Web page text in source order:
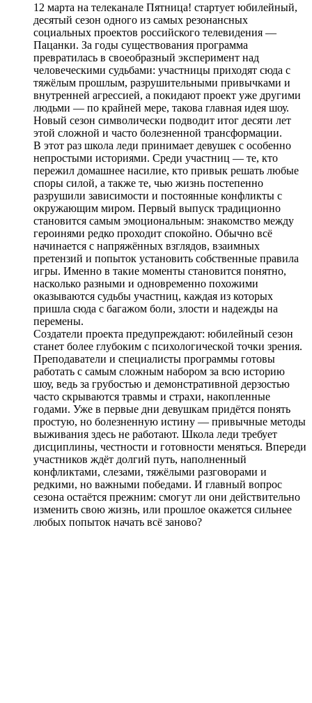
12 марта на телеканале Пятница! стартует юбилейный,
десятый сезон одного из самых резонансных
социальных проектов российского телевидения —
Пацанки. За годы существования программа
превратилась в своеобразный эксперимент над
человеческими судьбами: участницы приходят сюда с
тяжёлым прошлым, разрушительными привычками и
внутренней агрессией, а покидают проект уже другими
людьми — по крайней мере, такова главная идея шоу.
Новый сезон символически подводит итог десяти лет
этой сложной и часто болезненной трансформации.
В этот раз школа леди принимает девушек с особенно
непростыми историями. Среди участниц — те, кто
пережил домашнее насилие, кто привык решать любые
споры силой, а также те, чью жизнь постепенно
разрушили зависимости и постоянные конфликты с
окружающим миром. Первый выпуск традиционно
становится самым эмоциональным: знакомство между
героинями редко проходит спокойно. Обычно всё
начинается с напряжённых взглядов, взаимных
претензий и попыток установить собственные правила
игры. Именно в такие моменты становится понятно,
насколько разными и одновременно похожими
оказываются судьбы участниц, каждая из которых
пришла сюда с багажом боли, злости и надежды на
перемены.
Создатели проекта предупреждают: юбилейный сезон
станет более глубоким с психологической точки зрения.
Преподаватели и специалисты программы готовы
работать с самым сложным набором за всю историю
шоу, ведь за грубостью и демонстративной дерзостью
часто скрываются травмы и страхи, накопленные
годами. Уже в первые дни девушкам придётся понять
простую, но болезненную истину — привычные методы
выживания здесь не работают. Школа леди требует
дисциплины, честности и готовности меняться. Впереди
участников ждёт долгий путь, наполненный
конфликтами, слезами, тяжёлыми разговорами и
редкими, но важными победами. И главный вопрос
сезона остаётся прежним: смогут ли они действительно
изменить свою жизнь, или прошлое окажется сильнее
любых попыток начать всё заново?